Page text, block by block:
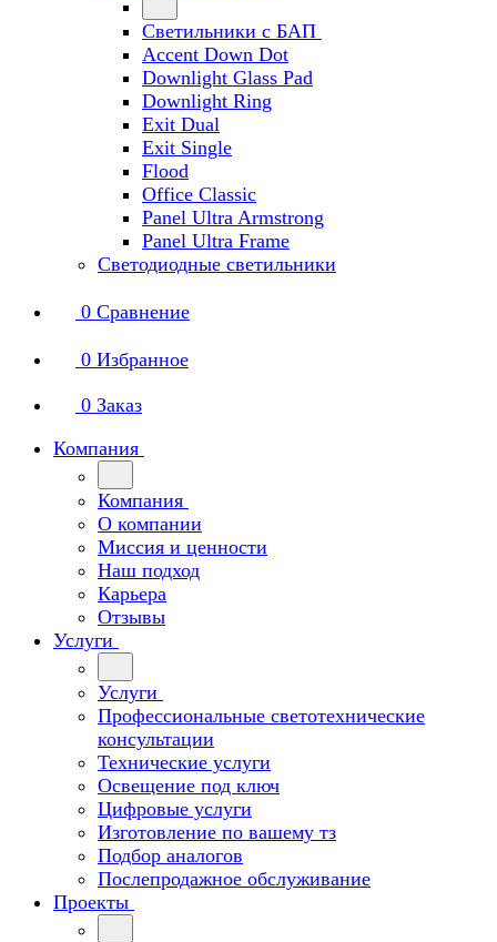
Светильники с БАП
Accent Down Dot
Downlight Glass Pad
Downlight Ring
Exit Dual
Exit Single
Flood
Office Classic
Panel Ultra Armstrong
Panel Ultra Frame
Светодиодные светильники
0 Сравнение
0 Избранное
0 Заказ
Компания
Компания
О компании
Миссия и ценности
Наш подход
Карьера
Отзывы
Услуги
Услуги
Профессиональные светотехнические
консультации
Технические услуги
Освещение под ключ
Цифровые услуги
Изготовление по вашему тз
Подбор аналогов
Послепродажное обслуживание
Проекты